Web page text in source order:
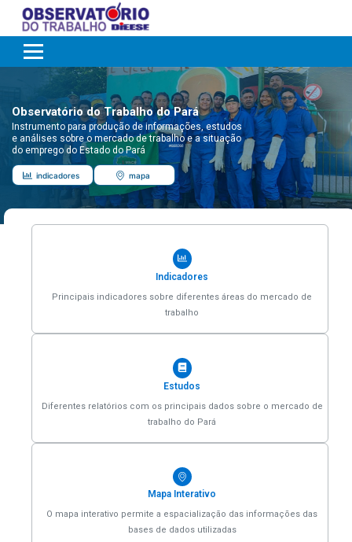
Observatório do Trabalho do Pará
Instrumento para produção de informações, estudos
e análises sobre o mercado de trabalho e a situação
do emprego do Estado do Pará
indicadores mapa
Indicadores
Principais indicadores sobre diferentes áreas do mercado de
trabalho
Estudos
Diferentes relatórios com os principais dados sobre o mercado de
trabalho do Pará
Mapa Interativo
O mapa interativo permite a espacialização das informações das
bases de dados utilizadas